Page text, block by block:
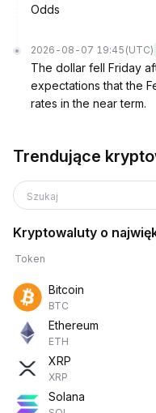
Odds
2026-08-07 19:45 (UTC)
The dollar fell Friday
expectations that the
rates in the near term.
Trendujące
Szukaj
Kryptowaluty o
Token
Bitcoin
BTC
Ethereum
ETH
XRP
XRP
Solana